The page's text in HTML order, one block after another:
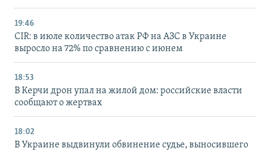
19:46
CIR: в июле количество атак РФ на АЗС в Украине
выросло на 72% по сравнению с июнем
18:53
В Керчи дрон упал на жилой дом: российские власти
сообщают о жертвах
18:02
В Украине выдвинули обвинение судье, выносившего